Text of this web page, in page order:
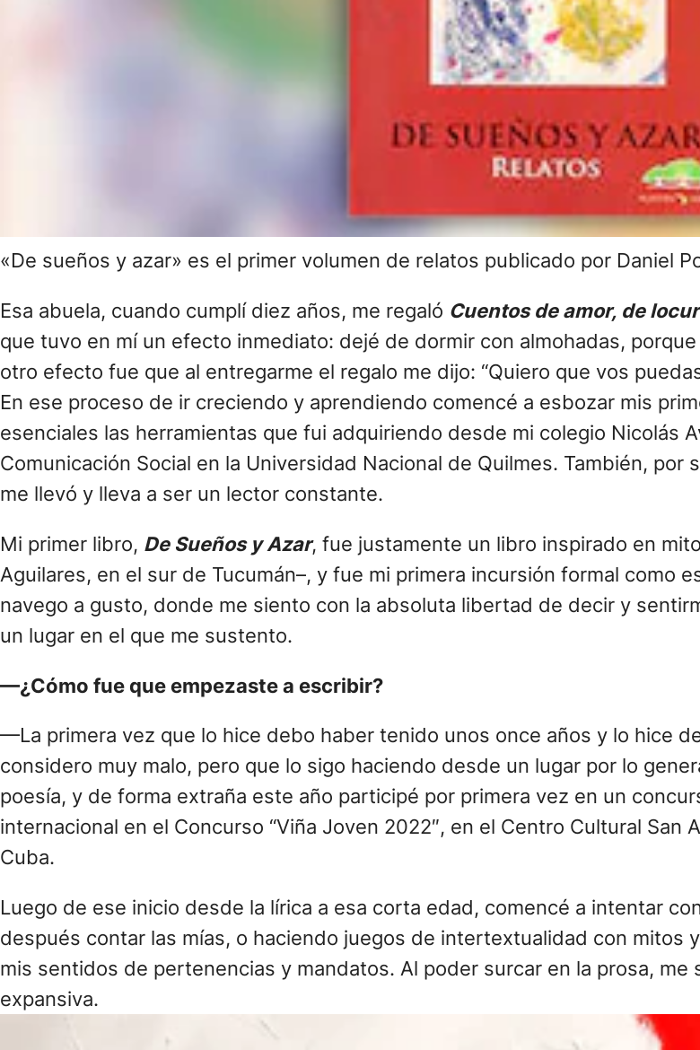
«De sueños y azar» es el primer volumen de relatos publicado por Daniel
Esa abuela, cuando cumplí diez años, me regaló Cuentos de amor, de
que tuvo en mí un efecto inmediato: dejé de dormir con almohadas,
otro efecto fue que al entregarme el regalo me dijo: “Quiero que vos
En ese proceso de ir creciendo y aprendiendo comencé a esbozar mis
esenciales las herramientas que fui adquiriendo desde mi colegio Nicolás
Comunicación Social en la Universidad Nacional de Quilmes. También,
me llevó y lleva a ser un lector constante.
Mi primer libro, De Sueños y Azar, fue justamente un libro inspirado en
Aguilares, en el sur de Tucumán–, y fue mi primera incursión formal como
navego a gusto, donde me siento con la absoluta libertad de decir y
un lugar en el que me sustento.
—¿Cómo fue que empezaste a escribir?
—La primera vez que lo hice debo haber tenido unos once años y lo hice
considero muy malo, pero que lo sigo haciendo desde un lugar por lo
poesía, y de forma extraña este año participé por primera vez en un
internacional en el Concurso “Viña Joven 2022″, en el Centro Cultural San
Cuba.
Luego de ese inicio desde la lírica a esa corta edad, comencé a intentar
después contar las mías, o haciendo juegos de intertextualidad con mitos
mis sentidos de pertenencias y mandatos. Al poder surcar en la prosa,
expansiva.